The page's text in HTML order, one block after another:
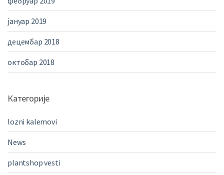
јануар 2019
децембар 2018
октобар 2018
Категорије
lozni kalemovi
News
plantshop vesti